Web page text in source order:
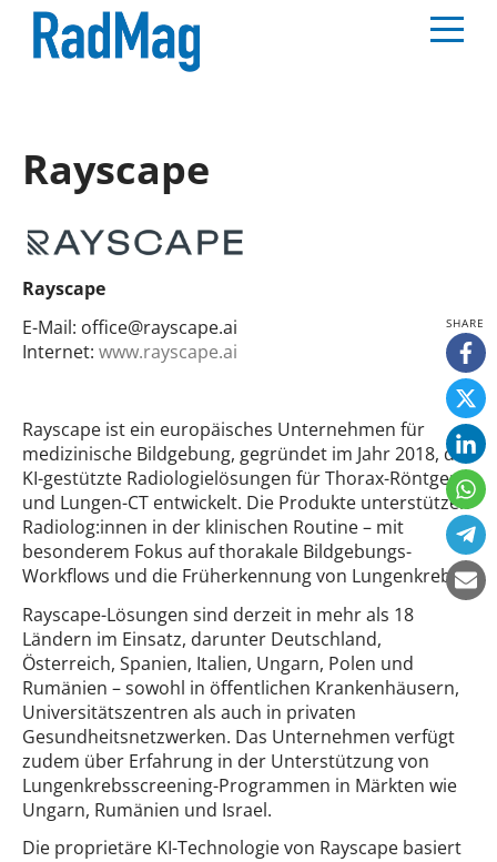
Rayscape
Rayscape
E-Mail: office@rayscape.ai
Internet: www.rayscape.ai
Rayscape ist ein europäisches Unternehmen für
medizinische Bildgebung, gegründet im Jahr 2018, das
KI-gestützte Radiologielösungen für Thorax-Röntgen
und Lungen-CT entwickelt. Die Produkte unterstützen
Radiolog:innen in der klinischen Routine – mit
besonderem Fokus auf thorakale Bildgebungs-
Workflows und die Früherkennung von Lungenkrebs.
Rayscape-Lösungen sind derzeit in mehr als 18
Ländern im Einsatz, darunter Deutschland,
Österreich, Spanien, Italien, Ungarn, Polen und
Rumänien – sowohl in öffentlichen Krankenhäusern,
Universitätszentren als auch in privaten
Gesundheitsnetzwerken. Das Unternehmen verfügt
zudem über Erfahrung in der Unterstützung von
Lungenkrebsscreening-Programmen in Märkten wie
Ungarn, Rumänien und Israel.
Die proprietäre KI-Technologie von Rayscape basiert